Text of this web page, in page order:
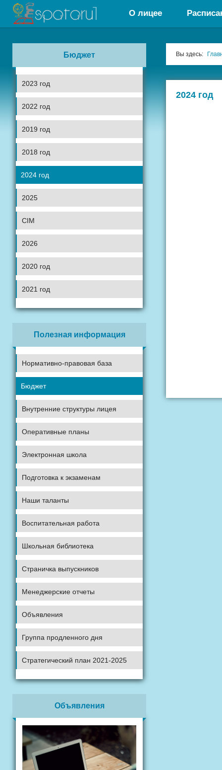
О лицее
Бюджет
2023 год
2022 год
2019 год
2018 год
2024 год
2025
CIM
2026
2020 год
2021 год
Полезная информация
Нормативно-правовая база
Бюджет
Внутренние структуры лицея
Оперативные планы
Электронная школа
Подготовка к экзаменам
Наши таланты
Воспитательная работа
Школьная библиотека
Страничка выпускников
Менеджерские отчеты
Объявления
Группа продленного дня
Стратегический план 2021-2025
Объявления
Вы здесь:
2024 год